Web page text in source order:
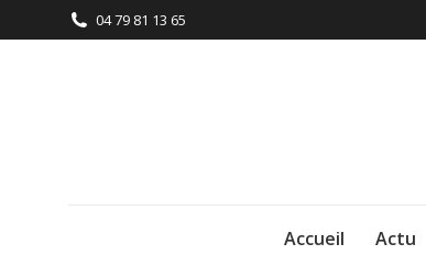
04 79 81 13 65
Accueil Actu